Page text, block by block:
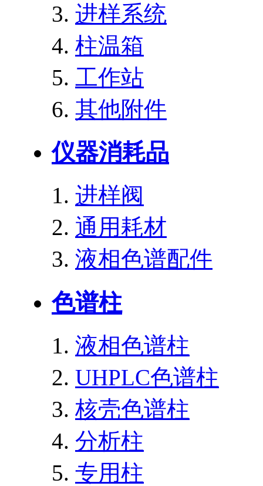
进样系统
柱温箱
工作站
其他附件
仪器消耗品
进样阀
通用耗材
液相色谱配件
色谱柱
液相色谱柱
UHPLC色谱柱
核壳色谱柱
分析柱
专用柱